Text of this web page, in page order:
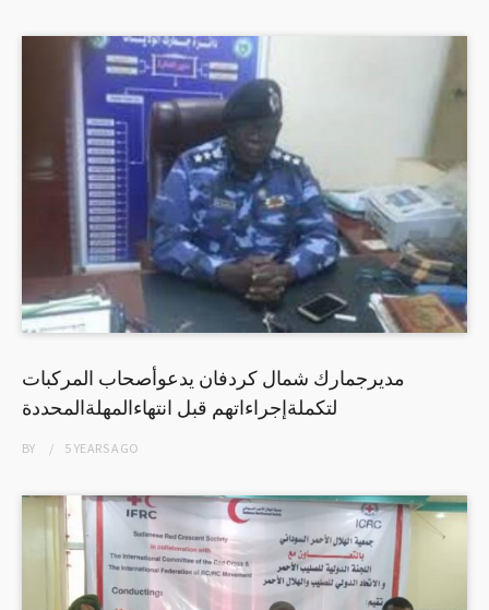
مديرجمارك شمال كردفان يدعوأصحاب المركبات
لتكملةإجراءاتهم قبل انتهاءالمهلةالمحددة
BY 5 YEARSAGO